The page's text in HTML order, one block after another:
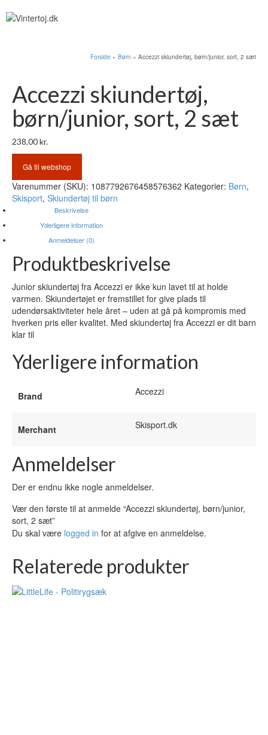
Forside » Børn » Accezzi skiundertøj, børn/junior, sort, 2 sæt
Accezzi skiundertøj,
børn/junior, sort, 2 sæt
238,00kr.
Gå til webshop
Varenummer (SKU): 1087792676458576362 Kategorier: Børn,
Skisport, Skiundertøj til børn
Beskrivelse
Yderligere information
Anmeldelser (0)
Produktbeskrivelse
Junior skiundertøj fra Accezzi er ikke kun lavet til at holde
varmen. Skiundertøjet er fremstillet for give plads til
udendørsaktiviteter hele året – uden at gå på kompromis med
hverken pris eller kvalitet. Med skiundertøj fra Accezzi er dit barn
klar til
Yderligere information
Brand Accezzi
Merchant Skisport.dk
Anmeldelser
Der er endnu ikke nogle anmeldelser.
Vær den første til at anmelde “Accezzi skiundertøj, børn/junior,
sort, 2 sæt”
Du skal være logged in for at afgive en anmeldelse.
Relaterede produkter